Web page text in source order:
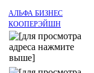
АЛЬФА БИЗНЕС
КООПЕРЭЙШН